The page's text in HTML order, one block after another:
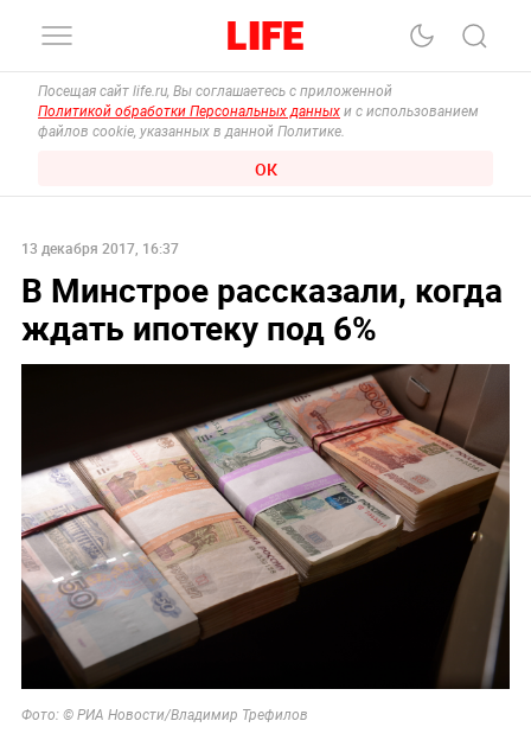
Посещая сайт life.ru, Вы соглашаетесь с приложенной
Политикой обработки Персональных данных и с использованием
файлов cookie, указанных в данной Политике.
ОК
13 декабря 2017, 16:37
В Минстрое рассказали, когда
ждать ипотеку под 6%
Фото: © РИА Новости/Владимир Трефилов